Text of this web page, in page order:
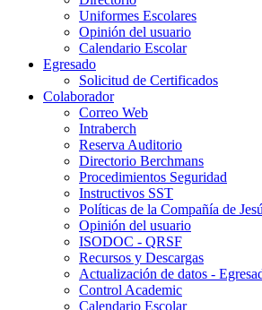
Uniformes Escolares
Opinión del usuario
Calendario Escolar
Egresado
Solicitud de Certificados
Colaborador
Correo Web
Intraberch
Reserva Auditorio
Directorio Berchmans
Procedimientos Seguridad
Instructivos SST
Políticas de la Compañía de
Opinión del usuario
ISODOC - QRSF
Recursos y Descargas
Actualización de datos -
Control Academic
Calendario Escolar